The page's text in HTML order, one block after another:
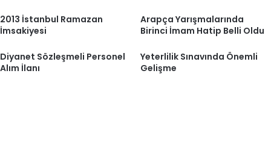
2013 İstanbul Ramazan
İmsakiyesi
Arapça Yarışmalarında
Birinci İmam Hatip Belli Oldu
Diyanet Sözleşmeli Personel
Alım İlanı
Yeterlilik Sınavında Önemli
Gelişme